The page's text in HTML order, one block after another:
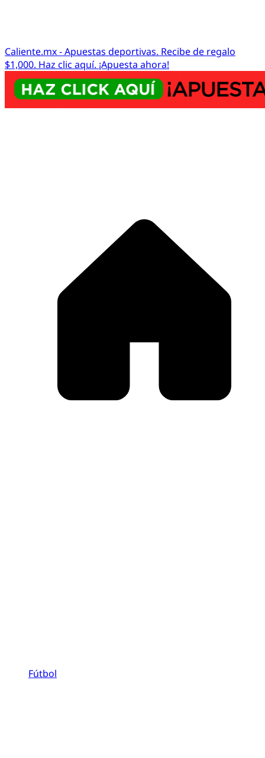
Caliente.mx - Apuestas deportivas. Recibe de regalo
$1,000. Haz clic aquí. ¡Apuesta ahora!
Fútbol